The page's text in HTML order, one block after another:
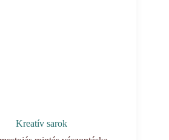
Kreatív sarok